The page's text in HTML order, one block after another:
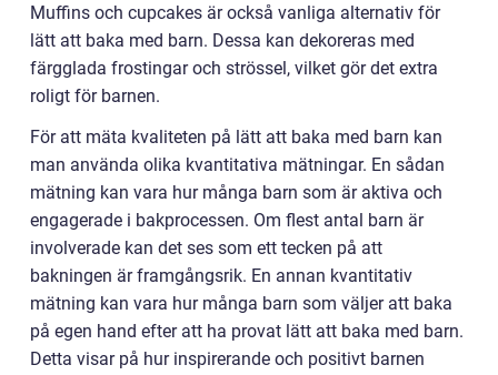
Muffins och cupcakes är också vanliga alternativ för
lätt att baka med barn. Dessa kan dekoreras med
färgglada frostingar och strössel, vilket gör det extra
roligt för barnen.
För att mäta kvaliteten på lätt att baka med barn kan
man använda olika kvantitativa mätningar. En sådan
mätning kan vara hur många barn som är aktiva och
engagerade i bakprocessen. Om flest antal barn är
involverade kan det ses som ett tecken på att
bakningen är framgångsrik. En annan kvantitativ
mätning kan vara hur många barn som väljer att baka
på egen hand efter att ha provat lätt att baka med barn.
Detta visar på hur inspirerande och positivt barnen